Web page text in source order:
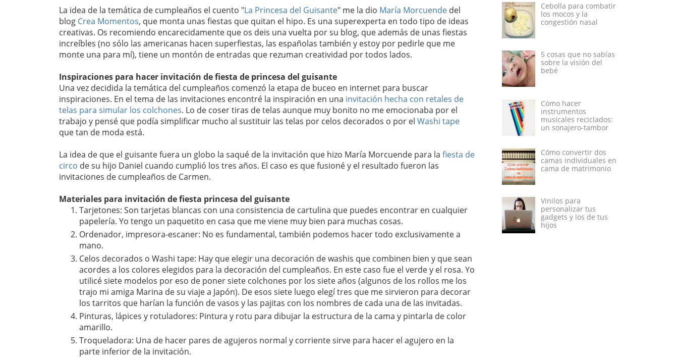
La idea de la temática de cumpleaños el cuento "La Princesa del Guisante" me la dio María Morcuende del
blog Crea Momentos, que monta unas fiestas que quitan el hipo. Es una superexperta en todo tipo de ideas
creativas. Os recomiendo encarecidamente que os deis una vuelta por su blog, que además de unas fiestas
increíbles (no sólo las americanas hacen superfiestas, las españolas también y estoy por pedirle que me
monte una para mí), tiene un montón de entradas que rezuman creatividad por todos lados.
Inspiraciones para hacer invitación de fiesta de princesa del guisante
Una vez decidida la temática del cumpleaños comenzó la etapa de buceo en internet para buscar
inspiraciones. En el tema de las invitaciones encontré la inspiración en una invitación hecha con retales de
telas para simular los colchones. Lo de coser tiras de telas aunque muy bonito no me emocionaba por el
trabajo y pensé que podía simplificar mucho al sustituir las telas por celos decorados o por el Washi tape
que tan de moda está.
La idea de que el guisante fuera un globo la saqué de la invitación que hizo María Morcuende para la fiesta de
circo de su hijo Daniel cuando cumplió los tres años. El caso es que fusioné y el resultado fueron las
invitaciones de cumpleaños de Carmen.
Materiales para invitación de fiesta princesa del guisante
Tarjetones: Son tarjetas blancas con una consistencia de cartulina que puedes encontrar en cualquier
papelería. Yo tengo un paquetito en casa que me viene muy bien para muchas cosas.
Ordenador, impresora-escaner: No es fundamental, también podemos hacer todo exclusivamente a
mano.
Celos decorados o Washi tape: Hay que elegir una decoración de washis que combinen bien y que sean
acordes a los colores elegidos para la decoración del cumpleaños. En este caso fue el verde y el rosa. Yo
utilicé siete modelos por eso de poner siete colchones por los siete años (algunos de los rollos me los
trajo mi amiga Marina de su viaje a Japón). De esos siete luego elegí tres que me sirvieron para decorar
los tarritos que harían la función de vasos y las pajitas con los nombres de cada una de las invitadas.
Pinturas, lápices y rotuladores: Pintura y rotu para dibujar la estructura de la cama y pintarla de color
amarillo.
Troqueladora: Una de hacer pares de agujeros normal y corriente sirve para hacer el agujero en la
parte inferior de la invitación.
Cebolla para combatir
los mocos y la
congestión nasal
5 cosas que no sabías
sobre la visión del
bebé
Cómo hacer
instrumentos
musicales reciclados:
un sonajero-tambor
Cómo convertir dos
camas individuales en
cama de matrimonio
Vinilos para
personalizar tus
gadgets y los de tus
hijos